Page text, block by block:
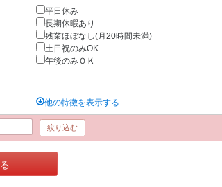
平日休み
長期休暇あり
残業ほぼなし(月20時間未満)
土日祝のみOK
午後のみＯＫ
他の特徴を表示する
絞り込む